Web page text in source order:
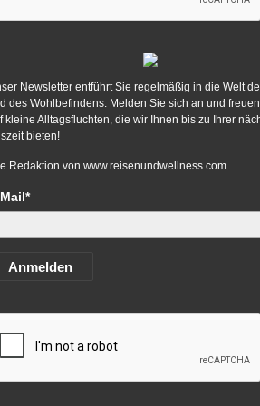
Newsletter entführt Sie regelmäßig in die Welt
des Wohlbefindens. Melden Sie sich an und
kleine Alltagsfluchten, die wir Ihnen bis zu Ihrer
bieten!
Redaktion von www.reisenundwellness.com
Anmelden